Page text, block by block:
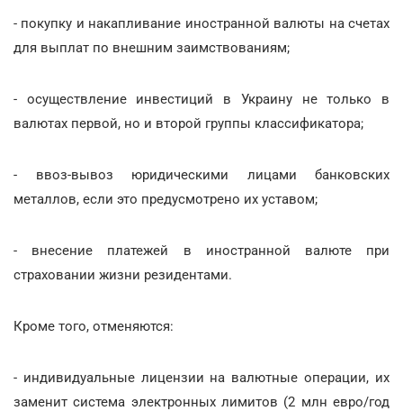
- покупку и накапливание иностранной валюты на счетах
для выплат по внешним заимствованиям;
- осуществление инвестиций в Украину не только в
валютах первой, но и второй группы классификатора;
- ввоз-вывоз юридическими лицами банковских
металлов, если это предусмотрено их уставом;
- внесение платежей в иностранной валюте при
страховании жизни резидентами.
Кроме того, отменяются:
- индивидуальные лицензии на валютные операции, их
заменит система электронных лимитов (2 млн евро/год